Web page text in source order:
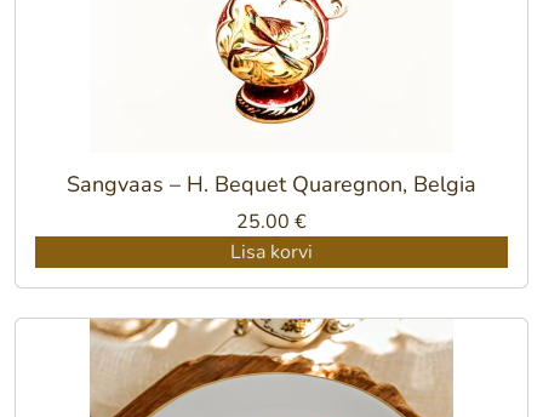
Sangvaas – H. Bequet Quaregnon, Belgia
25.00 €
Lisa korvi